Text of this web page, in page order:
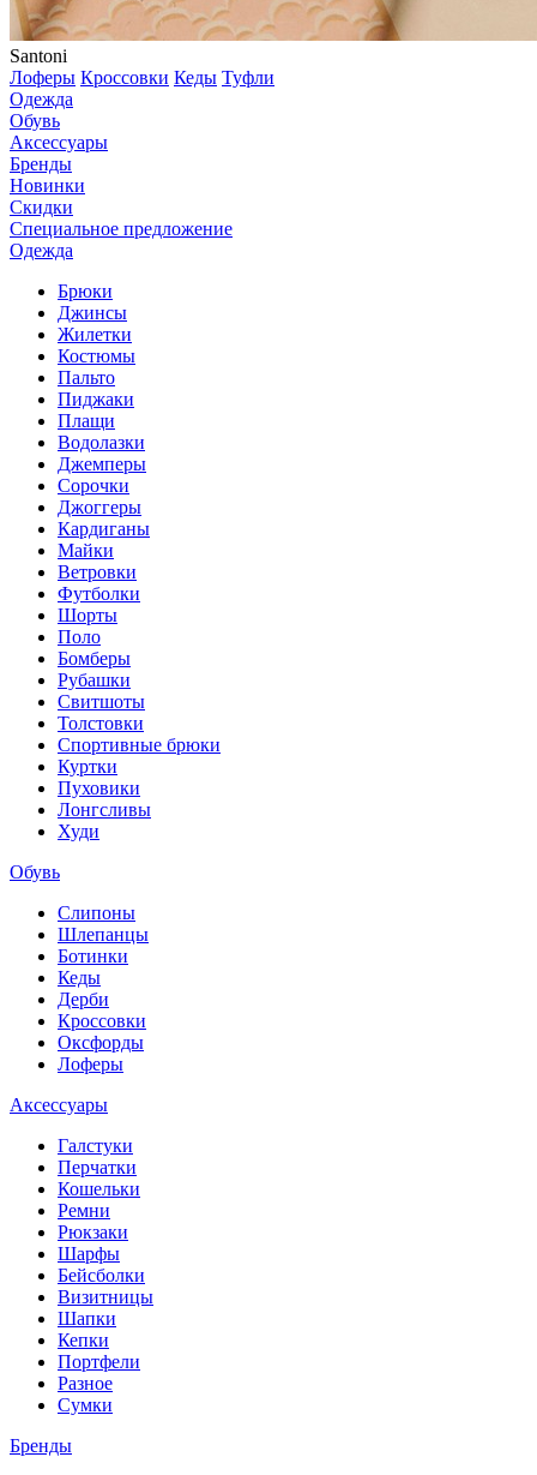
Santoni
Лоферы Кроссовки Кеды Туфли
Одежда
Обувь
Аксессуары
Бренды
Новинки
Скидки
Специальное предложение
Одежда
Брюки
Джинсы
Жилетки
Костюмы
Пальто
Пиджаки
Плащи
Водолазки
Джемперы
Сорочки
Джоггеры
Кардиганы
Майки
Ветровки
Футболки
Шорты
Поло
Бомберы
Рубашки
Свитшоты
Толстовки
Спортивные брюки
Куртки
Пуховики
Лонгсливы
Худи
Обувь
Слипоны
Шлепанцы
Ботинки
Кеды
Дерби
Кроссовки
Оксфорды
Лоферы
Аксессуары
Галстуки
Перчатки
Кошельки
Ремни
Рюкзаки
Шарфы
Бейсболки
Визитницы
Шапки
Кепки
Портфели
Разное
Сумки
Бренды